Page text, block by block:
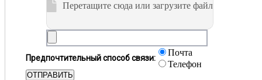
Перетащите сюда или загрузите файл
Предпочтительный способ связи:
Почта
Телефон
ОТПРАВИТЬ